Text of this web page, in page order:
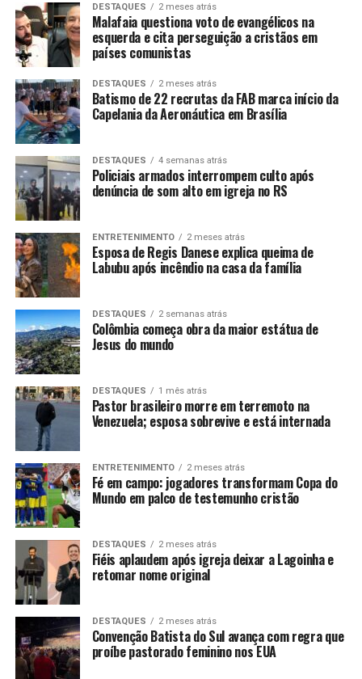
DESTAQUES 2 meses atrás
Malafaia questiona voto de evangélicos na
esquerda e cita perseguição a cristãos em
países comunistas
DESTAQUES 2 meses atrás
Batismo de 22 recrutas da FAB marca início da
Capelania da Aeronáutica em Brasília
DESTAQUES 4 semanas atrás
Policiais armados interrompem culto após
denúncia de som alto em igreja no RS
ENTRETENIMENTO 2 meses atrás
Esposa de Regis Danese explica queima de
Labubu após incêndio na casa da família
DESTAQUES 2 semanas atrás
Colômbia começa obra da maior estátua de
Jesus do mundo
DESTAQUES 1 mês atrás
Pastor brasileiro morre em terremoto na
Venezuela; esposa sobrevive e está internada
ENTRETENIMENTO 2 meses atrás
Fé em campo: jogadores transformam Copa do
Mundo em palco de testemunho cristão
DESTAQUES 2 meses atrás
Fiéis aplaudem após igreja deixar a Lagoinha e
retomar nome original
DESTAQUES 2 meses atrás
Convenção Batista do Sul avança com regra que
proíbe pastorado feminino nos EUA